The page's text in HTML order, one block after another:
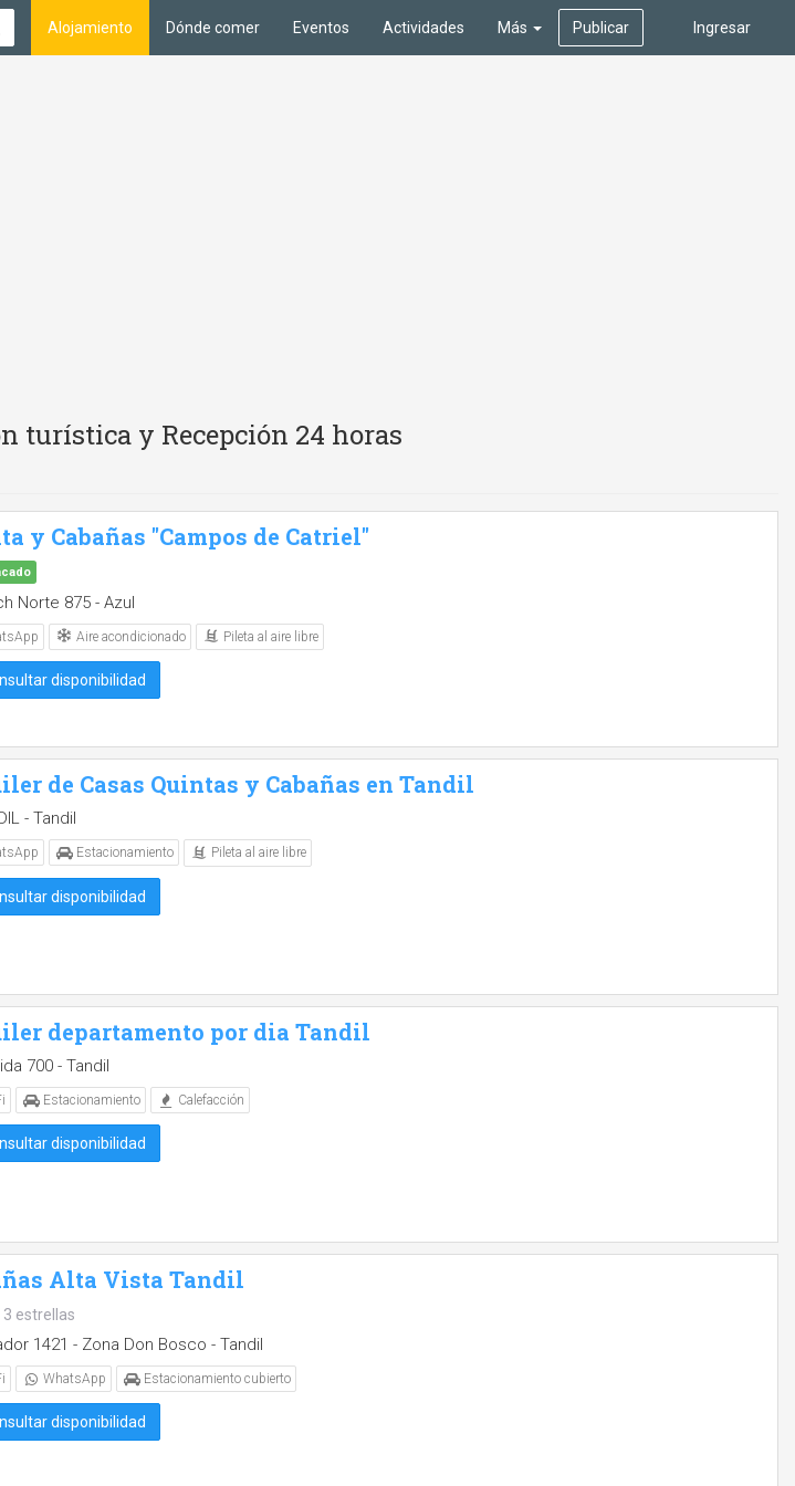
Ingresar
Alojamiento Dónde comer Eventos Actividades Más Publicar
turística y Recepción 24 horas
y Cabañas "Campos de Catriel"
Norte 875 - Azul
Aire acondicionado Pileta al aire libre
disponibilidad
de Casas Quintas y Cabañas en Tandil
- Tandil
Estacionamiento Pileta al aire libre
disponibilidad
departamento por dia Tandil
700 - Tandil
Estacionamiento Calefacción
disponibilidad
Alta Vista Tandil
3 estrellas
1421 - Zona Don Bosco - Tandil
WhatsApp Estacionamiento cubierto
disponibilidad